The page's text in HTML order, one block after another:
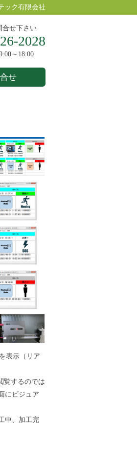
ック有限会社
合せ下さい
2028
～18:00
せ
表示（リア
覧するのでは
にビジュア
中、加工完